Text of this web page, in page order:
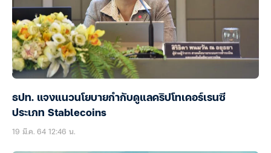
ธปท. แจงแนวนโยบายกำกับดูแลคริปโทเคอร์เรนซี
ประเภท Stablecoins
19 มี.ค. 64 12:46 น.